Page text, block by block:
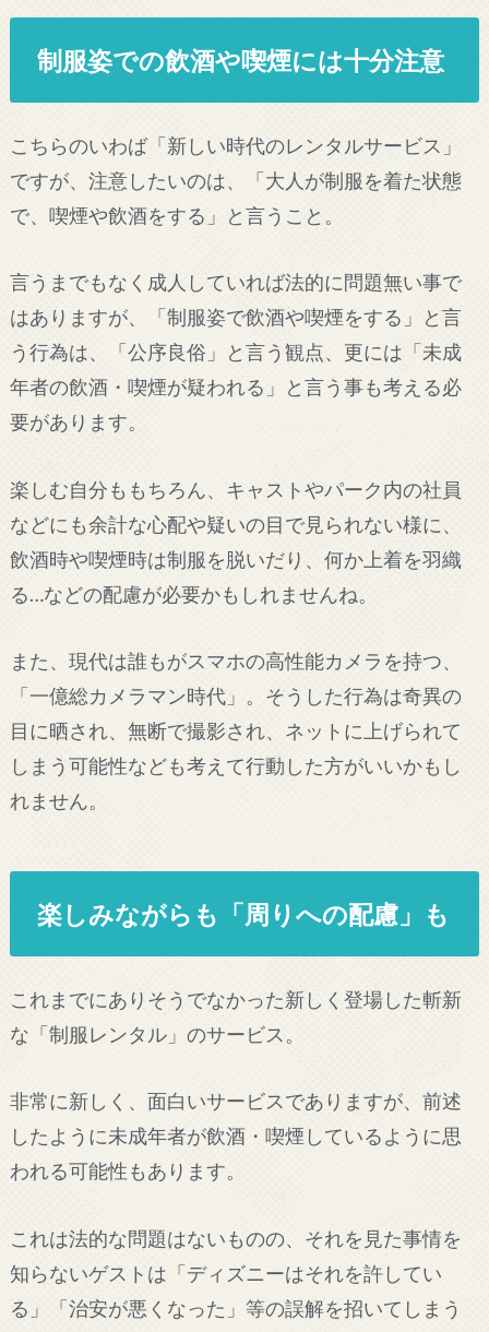
制服姿での飲酒や喫煙には十分注意
こちらのいわば「新しい時代のレンタルサービス」
ですが、注意したいのは、「大人が制服を着た状態
で、喫煙や飲酒をする」と言うこと。
言うまでもなく成人していれば法的に問題無い事で
はありますが、「制服姿で飲酒や喫煙をする」と言
う行為は、「公序良俗」と言う観点、更には「未成
年者の飲酒・喫煙が疑われる」と言う事も考える必
要があります。
楽しむ自分ももちろん、キャストやパーク内の社員
などにも余計な心配や疑いの目で見られない様に、
飲酒時や喫煙時は制服を脱いだり、何か上着を羽織
る…などの配慮が必要かもしれませんね。
また、現代は誰もがスマホの高性能カメラを持つ、
「一億総カメラマン時代」。そうした行為は奇異の
目に晒され、無断で撮影され、ネットに上げられて
しまう可能性なども考えて行動した方がいいかもし
れません。
楽しみながらも「周りへの配慮」も
これまでにありそうでなかった新しく登場した斬新
な「制服レンタル」のサービス。
非常に新しく、面白いサービスでありますが、前述
したように未成年者が飲酒・喫煙しているように思
われる可能性もあります。
これは法的な問題はないものの、それを見た事情を
知らないゲストは「ディズニーはそれを許してい
る」「治安が悪くなった」等の誤解を招いてしまう